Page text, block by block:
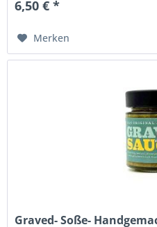
6,50 € *
Merken
Graved- Soße-